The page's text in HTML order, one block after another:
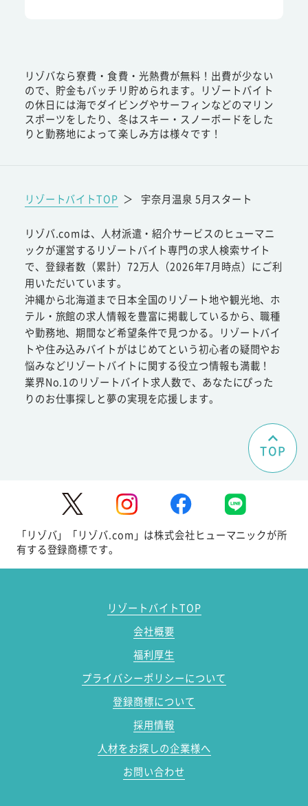
リゾバなら寮費・食費・光熱費が無料！出費が少ない
ので、貯金もバッチリ貯められます。リゾートバイト
の休日には海でダイビングやサーフィンなどのマリン
スポーツをしたり、冬はスキー・スノーボードをした
りと勤務地によって楽しみ方は様々です！
リゾートバイトTOP ＞ 宇奈月温泉 5月スタート
リゾバ.comは、人材派遣・紹介サービスのヒューマニ
ックが運営するリゾートバイト専門の求人検索サイト
で、登録者数（累計）72万人（2026年7月時点）にご利
用いただいています。
沖縄から北海道まで日本全国のリゾート地や観光地、ホ
テル・旅館の求人情報を豊富に掲載しているから、職種
や勤務地、期間など希望条件で見つかる。リゾートバイ
トや住み込みバイトがはじめてという初心者の疑問やお
悩みなどリゾートバイトに関する役立つ情報も満載！
業界No.1のリゾートバイト求人数で、あなたにぴった
りのお仕事探しと夢の実現を応援します。
TOP
「リゾバ」「リゾバ.com」は株式会社ヒューマニックが所
有する登録商標です。
リゾートバイトTOP
会社概要
福利厚生
プライバシーポリシーについて
登録商標について
採用情報
人材をお探しの企業様へ
お問い合わせ